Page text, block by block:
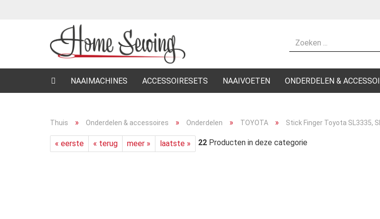
NAAIMACHINES ACCESSOIRESETS NAAIVOETEN ONDERDELEN &
Thuis » Onderdelen & accessoires » Onderdelen » TOYOTA » Stick Finger Toyota SL3335,
« eerste « terug meer » laatste » 22 Producten in deze categorie